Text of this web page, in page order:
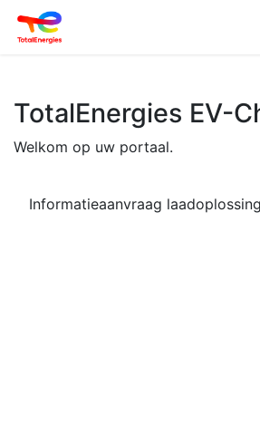
TotalEnergies EV-
Welkom op uw portaal.
Informatieaanvraag